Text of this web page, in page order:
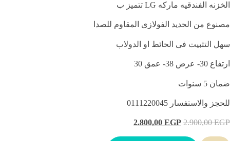
الخزنه الفندقيه ماركه LG تتميز ب
مصنوع من الحديد الفولازى المقاوم للصدا
سهل التثبيت فى الحائط او الدولاب
ارتفاع 30- عرض 38- عمق 30
ضمان 5 سنوات
للحجز والاستفسار 0111220045
2.900,00EGP
2.800,00 EGP